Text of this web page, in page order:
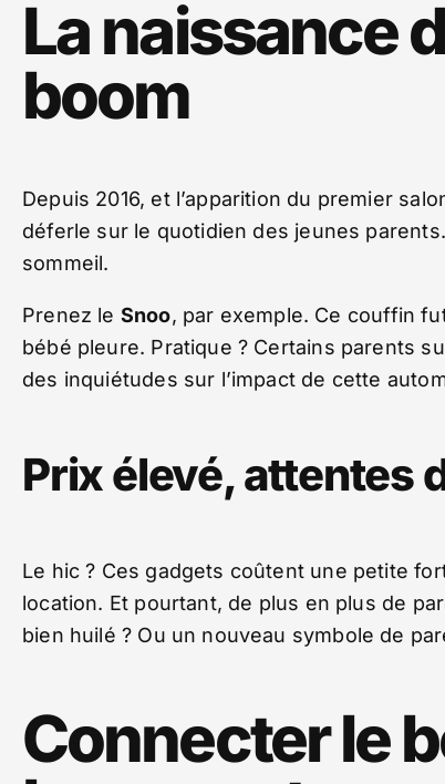
La naissance
boom
Depuis 2016, et l’apparition du premier
déferle sur le quotidien des jeunes
sommeil.
Prenez le Snoo, par exemple. Ce couffin
bébé pleure. Pratique ? Certains parents
des inquiétudes sur l’impact de cette
Prix élevé, attentes
Le hic ? Ces gadgets coûtent une petite
location. Et pourtant, de plus en plus de
bien huilé ? Ou un nouveau symbole de
Connecter le